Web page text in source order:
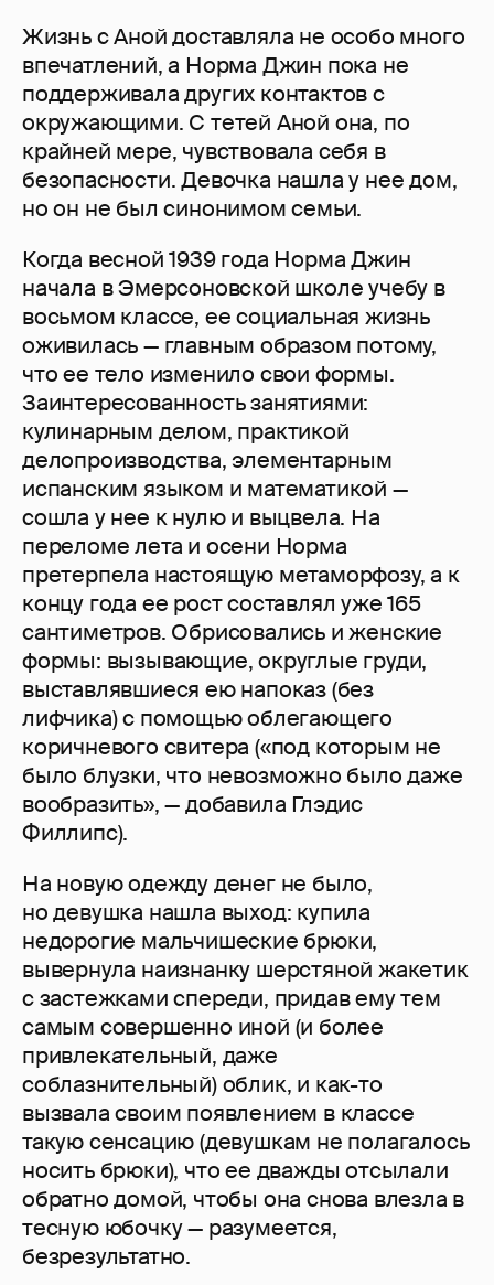
Жизнь с Аной доставляла не особо много
впечатлений, а Норма Джин пока не
поддерживала других контактов с
окружающими. С тетей Аной она, по
крайней мере, чувствовала себя в
безопасности. Девочка нашла у нее дом,
но он не был синонимом семьи.
Когда весной 1939 года Норма Джин
начала в Эмерсоновской школе учебу в
восьмом классе, ее социальная жизнь
оживилась — главным образом потому,
что ее тело изменило свои формы.
Заинтересованность занятиями:
кулинарным делом, практикой
делопроизводства, элементарным
испанским языком и математикой —
сошла у нее к нулю и выцвела. На
переломе лета и осени Норма
претерпела настоящую метаморфозу, а к
концу года ее рост составлял уже 165
сантиметров. Обрисовались и женские
формы: вызывающие, округлые груди,
выставлявшиеся ею напоказ (без
лифчика) с помощью облегающего
коричневого свитера («под которым не
было блузки, что невозможно было даже
вообразить», — добавила Глэдис
Филлипс).
На новую одежду денег не было,
но девушка нашла выход: купила
недорогие мальчишеские брюки,
вывернула наизнанку шерстяной жакетик
с застежками спереди, придав ему тем
самым совершенно иной (и более
привлекательный, даже
соблазнительный) облик, и как-то
вызвала своим появлением в классе
такую сенсацию (девушкам не полагалось
носить брюки), что ее дважды отсылали
обратно домой, чтобы она снова влезла в
тесную юбочку — разумеется,
безрезультатно.